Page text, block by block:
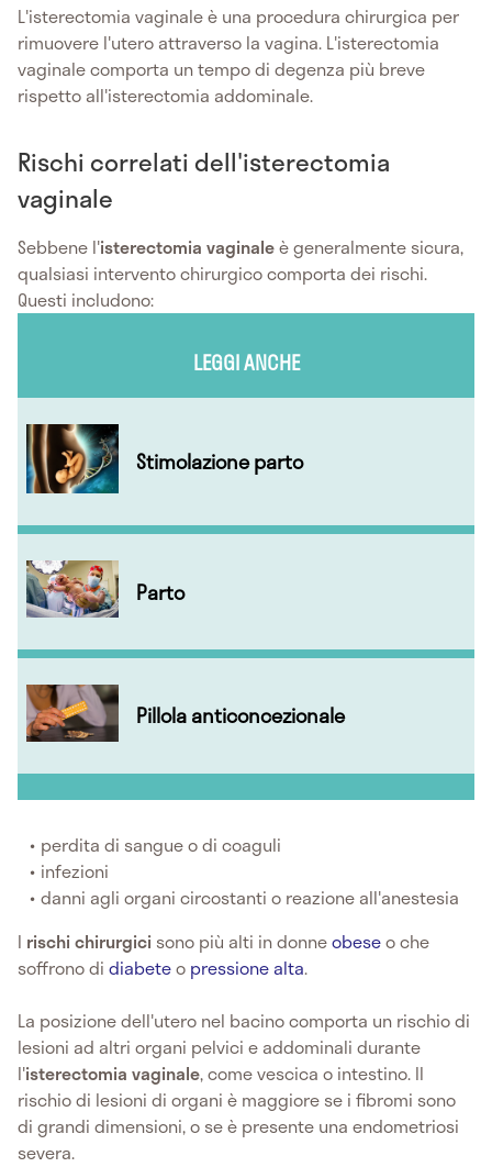
L'isterectomia vaginale è una procedura chirurgica per
rimuovere l'utero attraverso la vagina. L'isterectomia
vaginale comporta un tempo di degenza più breve
rispetto all'isterectomia addominale.
Rischi correlati dell'isterectomia
vaginale
Sebbene l'isterectomia vaginaleè generalmente sicura,
qualsiasi intervento chirurgico comporta dei rischi.
Questi includono:
LEGGI ANCHE
Stimolazione parto
Parto
Pillola anticoncezionale
perdita di sangue o di coaguli
infezioni
danni agli organi circostanti o reazione all'anestesia
I rischi chirurgici sono più alti in donneobeseo che
soffrono di diabeteo pressione alta.
La posizione dell'utero nel bacino comporta un rischio di
lesioni ad altri organi pelvici e addominali durante
l'isterectomia vaginale, come vescica o intestino. Il
rischio di lesioni di organi è maggiore se i fibromi sono
di grandi dimensioni, o se è presente una endometriosi
severa.